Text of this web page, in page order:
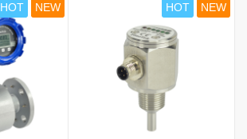
HOT NEW HOT NEW